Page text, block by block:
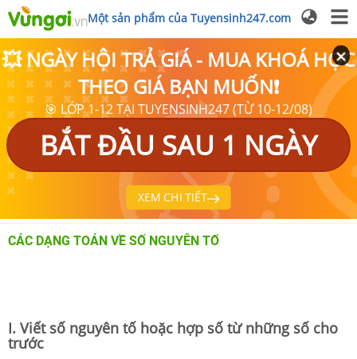
Một sản phẩm của Tuyensinh247.com
💥 NGÀY HỘI TRẢ GIÁ - MUA KHOÁ HỌC
THEO GIÁ BẠN MUỐN❗
🎯 LỚP 1-12 TẠI TUYENSINH247 (TỪ 10-12/08)
BẮT ĐẦU SAU 1 NGÀY
XEM CHI TIẾT
CÁC DẠNG TOÁN VỀ SỐ NGUYÊN TỐ
I. Viết số nguyên tố hoặc hợp số từ những số cho
trước